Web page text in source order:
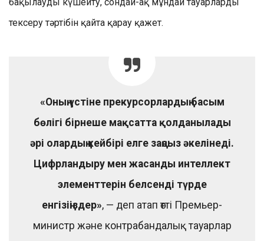
тексеру тәртібін қайта қарау қажет.
«Оның үстіне прекурсорлардың басым
бөлігі бірнеше мақсатта қолданылады
әрі олардың кейбірі елге заңсыз әкелінеді.
Цифрландыру мен жасанды интеллект
элементтерін белсенді түрде
енгізіңіздер», — деп атап өтті Премьер-
министр және контрабандалық тауарлар